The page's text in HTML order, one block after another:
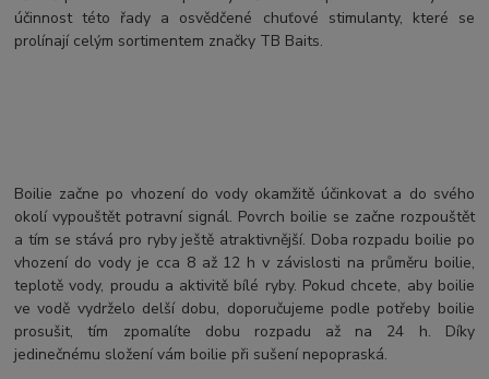
účinnost této řady a osvědčené chuťové stimulanty, které se
prolínají celým sortimentem značky TB Baits.
Boilie začne po vhození do vody okamžitě účinkovat a do svého
okolí vypouštět potravní signál. Povrch boilie se začne rozpouštět
a tím se stává pro ryby ještě atraktivnější. Doba rozpadu boilie po
vhození do vody je cca 8 až 12 h v závislosti na průměru boilie,
teplotě vody, proudu a aktivitě bílé ryby. Pokud chcete, aby boilie
ve vodě vydrželo delší dobu, doporučujeme podle potřeby boilie
prosušit, tím zpomalíte dobu rozpadu až na 24 h. Díky
jedinečnému složení vám boilie při sušení nepopraská.